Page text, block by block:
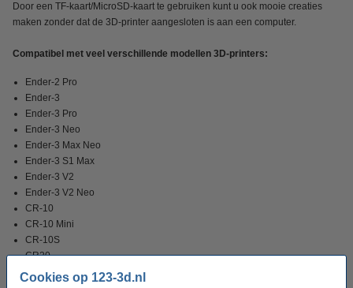
Cookies op 123-3d.nl
Door een TF-kaart/MicroSD-kaart te gebruiken kunt u ook mooie creaties
maken zonder dat de 3D-printer aangesloten is aan een computer.
Compatibel met veel verschillende modellen 3D-printers:
Ender-2 Pro
Ender-3
Ender-3 Pro
Ender-3 Neo
Ender-3 Max Neo
Ender-3 S1 Max
Ender-3 V2
Ender-3 V2 Neo
CR-10
CR-10 Mini
CR-10S
CR20
CR20 Pro